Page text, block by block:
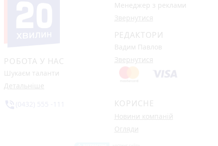
РОБОТА У НАС
Шукаєм таланти
Детальніше
Менеджер з реклами
Звернутися
РЕДАКТОРИ
Вадим Павлов
Звернутися
КОРИСНЕ
Новини компаній
Огляди